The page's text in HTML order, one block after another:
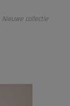
Nieuwe collectie